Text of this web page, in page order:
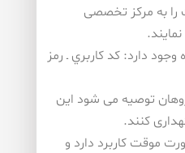
را به مركز تخصصی
دارد: كد كاربري ـ رمز
توصیه می شود این
كنند.
موقت كاربرد دارد و